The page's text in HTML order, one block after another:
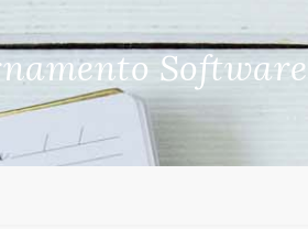
Software